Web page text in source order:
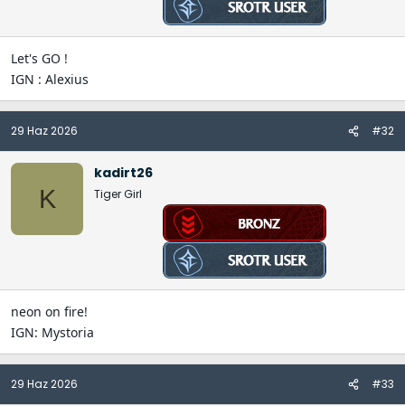
Let's GO !
IGN : Alexius
29 Haz 2026 #32
K
kadirt26
Tiger Girl
neon on fire!
IGN: Mystoria
29 Haz 2026 #33